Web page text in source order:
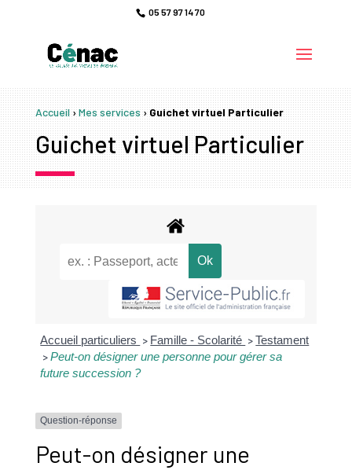
05 57 97 14 70
Accueil›Mes services›Guichet virtuel Particulier
Guichet virtuel Particulier
Accueil particuliers > Famille - Scolarité > Testament
> Peut-on désigner une personne pour gérer sa
future succession ?
Question-réponse
Peut-on désigner une